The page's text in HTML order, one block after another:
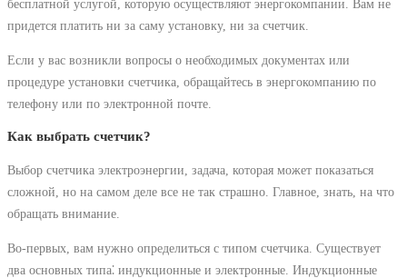
бесплатной услугой, которую осуществляют энергокомпании. Вам не
придется платить ни за саму установку, ни за счетчик.
Если у вас возникли вопросы о необходимых документах или
процедуре установки счетчика, обращайтесь в энергокомпанию по
телефону или по электронной почте.
Как выбрать счетчик?
Выбор счетчика электроэнергии, задача, которая может показаться
сложной, но на самом деле все не так страшно. Главное, знать, на что
обращать внимание.
Во-первых, вам нужно определиться с типом счетчика. Существует
два основных типа⁚ индукционные и электронные. Индукционные